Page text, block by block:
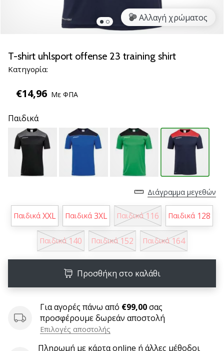
Accelerate
SQD
Ανακάλυψε
τεχνικές
αναβαθμίσεις
και
μάθε
αξίζει…
25. 11. 2024
•
6 λεπτά ανάγνωσης
πρεσβευτής
χάντμπολ
Είσαι
Αλλαγή χρώματος
T-shirt uhlsport offense 23 training shirt
Κατηγορία:
€14,96 Με ΦΠΑ
Παιδικά
Διάγραμμα μεγεθών
Παιδικά XXL Παιδικά 3XL Παιδικά 116 Παιδικά 128
Παιδικά 140 Παιδικά 152 Παιδικά 164
Προσθήκη στο καλάθι
Για αγορές πάνω από €99,00σας
προσφέρουμε δωρεάν αποστολή
Επιλογές αποστολής
Πληρωμή με κάρτα online ή άλλες μέθοδοι